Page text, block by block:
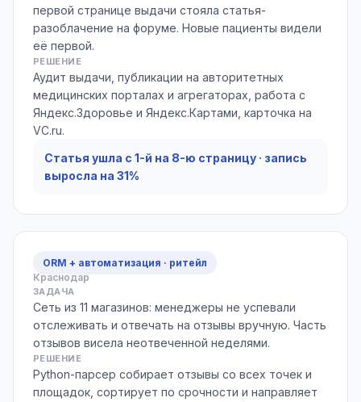
первой странице выдачи стояла статья-
разоблачение на форуме. Новые пациенты видели
её первой.
РЕШЕНИЕ
Аудит выдачи, публикации на авторитетных
медицинских порталах и агрегаторах, работа с
Яндекс.Здоровье и Яндекс.Картами, карточка на
VC.ru.
Статья ушла с 1-й на 8-ю страницу · запись
выросла на 31%
ORM + автоматизация · ритейл
Краснодар
ЗАДАЧА
Сеть из 11 магазинов: менеджеры не успевали
отслеживать и отвечать на отзывы вручную. Часть
отзывов висела неотвеченной неделями.
РЕШЕНИЕ
Python-парсер собирает отзывы со всех точек и
площадок, сортирует по срочности и направляет